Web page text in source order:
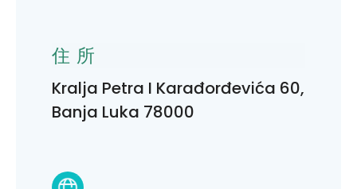
住所
Kralja Petra I Karađorđevića 60,
Banja Luka 78000